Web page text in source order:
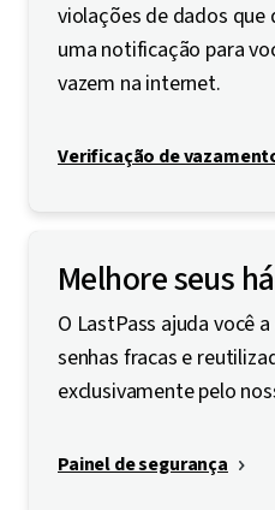
violações de dados
uma notificação para
vazem na internet.
Verificação de
Melhore seus
O LastPass ajuda você
senhas fracas e
exclusivamente pelo
Painel de segurança